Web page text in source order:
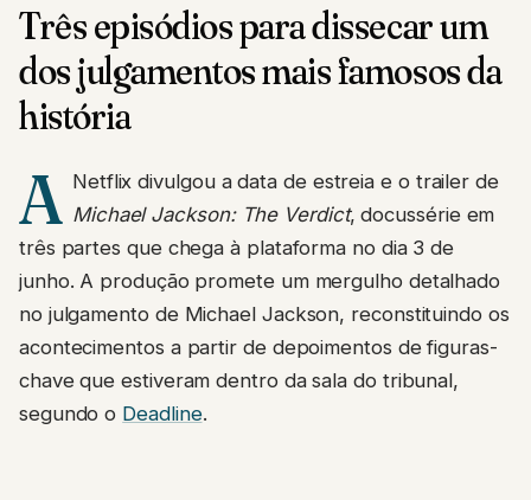
Três episódios para dissecar um
dos julgamentos mais famosos da
história
A Netflix divulgou a data de estreia e o trailer de
Michael Jackson: The Verdict, docussérie em
três partes que chega à plataforma no dia 3 de
junho. A produção promete um mergulho detalhado
no julgamento de Michael Jackson, reconstituindo os
acontecimentos a partir de depoimentos de figuras-
chave que estiveram dentro da sala do tribunal,
segundo o Deadline.